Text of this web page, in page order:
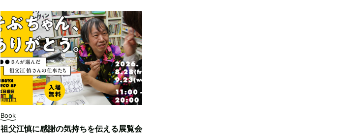
Book
祖父江慎に感謝の気持ちを伝える展覧会